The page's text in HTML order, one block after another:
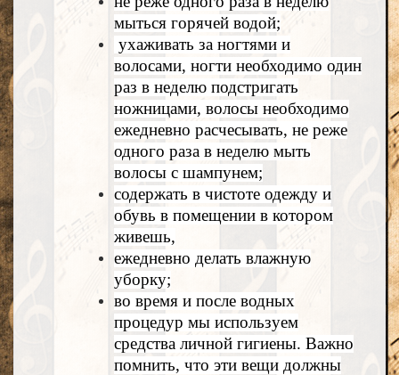
мыться горячей водой;
ухаживать за ногтями и
волосами, ногти необходимо один
раз в неделю подстригать
ножницами, волосы необходимо
ежедневно расчесывать, не реже
одного раза в неделю мыть
волосы с шампунем;
содержать в чистоте одежду и
обувь в помещении в котором
живешь,
ежедневно делать влажную
уборку;
во время и после водных
процедур мы используем
средства личной гигиены. Важно
помнить, что эти вещи должны